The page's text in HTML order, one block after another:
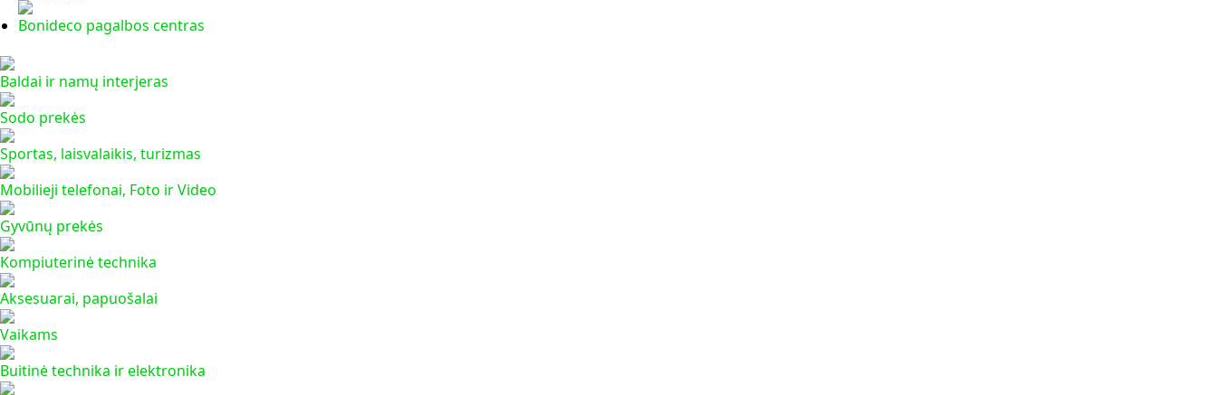
Bonideco pagalbos centras
Baldai ir namų interjeras
Sodo prekės
Sportas, laisvalaikis, turizmas
Mobilieji telefonai, Foto ir Video
Gyvūnų prekės
Kompiuterinė technika
Aksesuarai, papuošalai
Vaikams
Buitinė technika ir elektronika